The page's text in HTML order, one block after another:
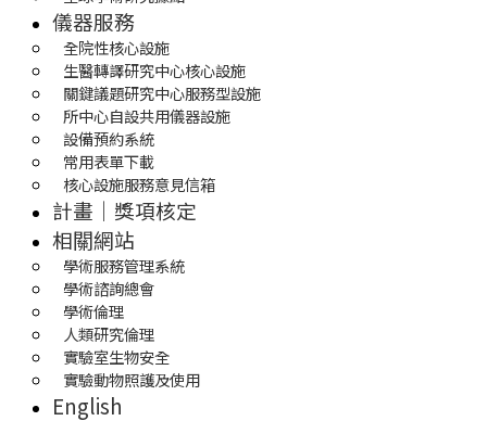
儀器服務
全院性核心設施
生醫轉譯研究中心核心設施
關鍵議題研究中心服務型設施
所中心自設共用儀器設施
設備預約系統
常用表單下載
核心設施服務意見信箱
計畫｜獎項核定
相關網站
學術服務管理系統
學術諮詢總會
學術倫理
人類研究倫理
實驗室生物安全
實驗動物照護及使用
English